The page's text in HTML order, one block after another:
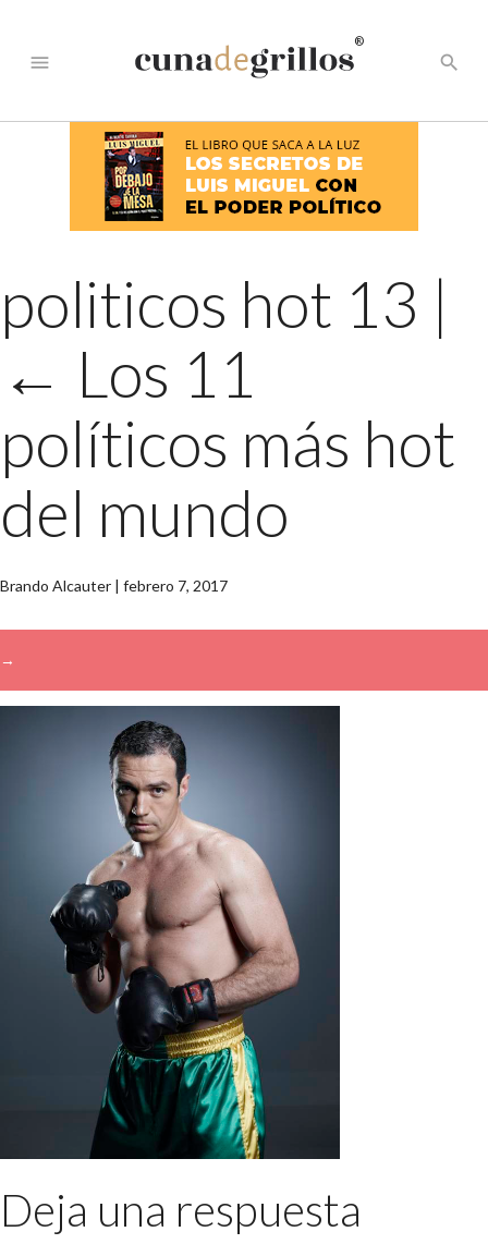
menu
®
search
politicos hot 13 |
← Los 11
políticos más hot
del mundo
Brando Alcauter | febrero 7, 2017
→
Deja una respuesta